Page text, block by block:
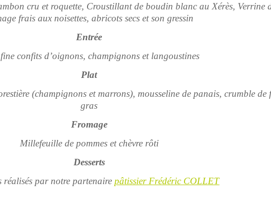
cru et roquette, Croustillant de boudin blanc au Xérès, Verrine
frais aux noisettes, abricots secs et son gressin
Entrée
confits d’oignons, champignons et langoustines
Plat
(champignons et marrons), mousseline de panais, crumble de
gras
Fromage
Millefeuille de pommes et chèvre rôti
Desserts
réalisés par notre partenaire pâtissier Frédéric COLLET